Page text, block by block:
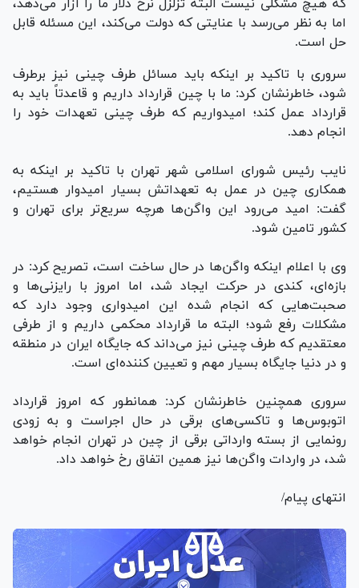
که هیچ مشکلی نیست البته تزلزل نرخ دلار ما را آزار می‌دهد،
اما به نظر می‌رسد با عنایتی که دولت می‌کند، این مسئله قابل
حل است.
سروری با تاکید بر اینکه باید مسائل طرف چینی نیز برطرف
شود، خاطرنشان کرد: ما با چین قرارداد داریم و قاعدتاً باید به
قرارداد عمل کند؛ امیدواریم که طرف چینی تعهدات خود را
انجام دهد.
نایب رئیس شورای اسلامی شهر تهران با تاکید بر اینکه به
همکاری چین در عمل به تعهداتش بسیار امیدوار هستیم،
گفت: امید می‌رود این واگن‌ها هرچه سریع‌تر برای تهران و
کشور تامین شود.
وی با اعلام اینکه واگن‌ها در حال ساخت است، تصریح کرد: در
بازه‌ای، کندی در حرکت ایجاد شد، اما امروز با رایزنی‌ها و
صحبت‌هایی که انجام شده این امیدواری وجود دارد که
مشکلات رفع شود؛ البته ما قرارداد محکمی داریم و از طرفی
معتقدیم که طرف چینی نیز می‌داند که جایگاه ایران در منطقه
و در دنیا جایگاه بسیار مهم و تعیین کننده‌ای است.
سروری همچنین خاطرنشان کرد: همانطور که امروز قرارداد
اتوبوس‌ها و تاکسی‌های برقی در حال اجراست و به زودی
رونمایی از بسته وارداتی برقی از چین در تهران انجام خواهد
شد، در واردات واگن‌ها نیز همین اتفاق رخ خواهد داد.
انتهای پیام/